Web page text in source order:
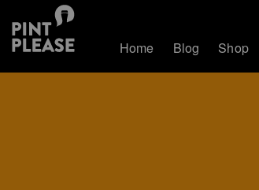
Home Blog Shop